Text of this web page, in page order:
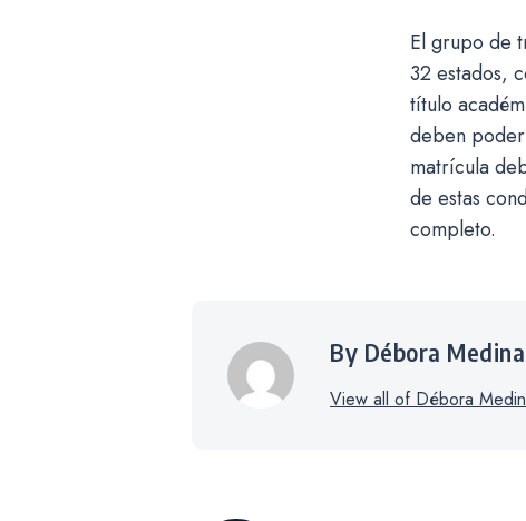
El grupo de
32 estados,
título
deben
matrícula
de estas
completo.
By Débora Medina
View all of Débora